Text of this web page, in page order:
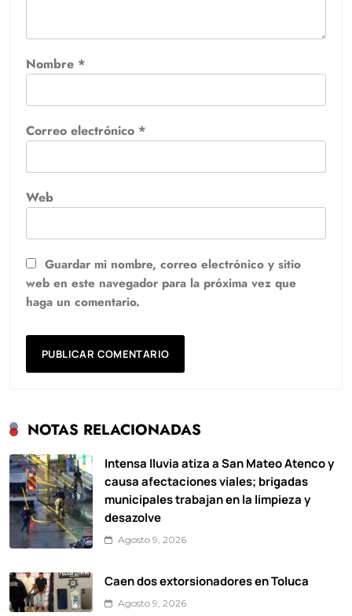
Nombre *
Correo electrónico *
Web
Guardar mi nombre, correo electrónico y sitio
web en este navegador para la próxima vez que
haga un comentario.
NOTAS RELACIONADAS
Intensa lluvia atiza a San Mateo Atenco y
causa afectaciones viales; brigadas
municipales trabajan en la limpieza y
desazolve
Agosto 9, 2026
Caen dos extorsionadores en Toluca
Agosto 9, 2026